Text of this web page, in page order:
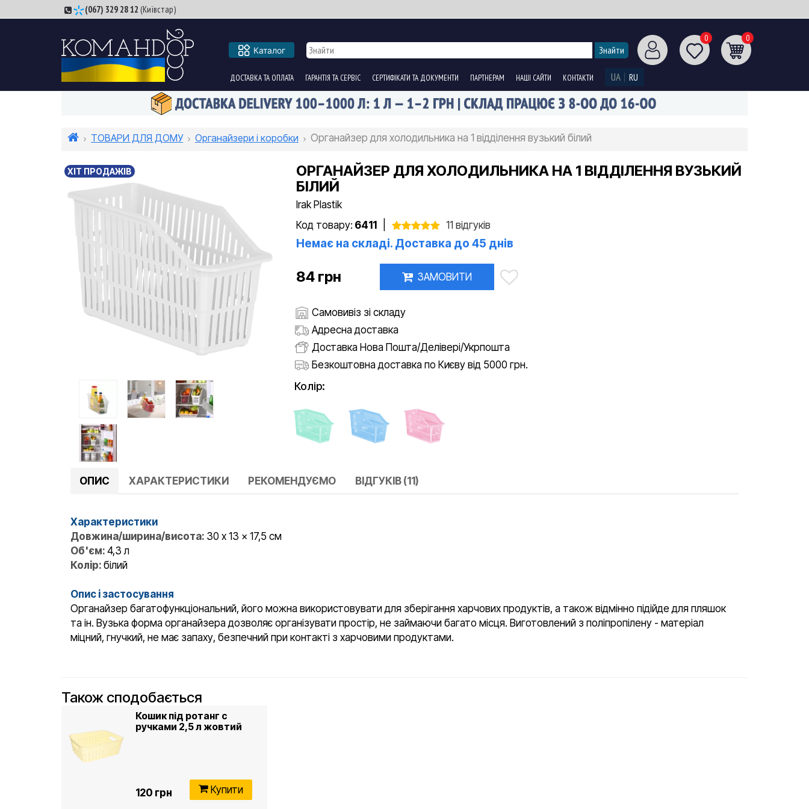
(067) 329 28 12 (Київстар)
Каталог
0 0
ДОСТАВКА ТА ОПЛАТА ГАРАНТІЯ ТА СЕРВІС СЕРТИФІКАТИ ТА ДОКУМЕНТИ ПАРТНЕРАМ НАШІ САЙТИ КОНТАКТИ UA RU
ТОВАРИ ДЛЯ ДОМУ Органайзери і коробки Органайзер для холодильника на 1 відділення вузький білий
ХІТ ПРОДАЖІВ
ОРГАНАЙЗЕР ДЛЯ ХОЛОДИЛЬНИКА НА 1 ВІДДІЛЕННЯ ВУЗЬКИЙ
БІЛИЙ
Irak Plastik
Код товару: 6411 11 відгуків
Немає на складі. Доставка до 45 днів
84 грн ЗАМОВИТИ
Самовивіз зі складу
Адресна доставка
Доставка Нова Пошта/Делівері/Укрпошта
Безкоштовна доставка по Києву від 5000 грн.
Колір:
ОПИС ХАРАКТЕРИСТИКИ РЕКОМЕНДУЄМО ВІДГУКІВ (11)
Характеристики
Довжина/ширина/висота: 30 x 13 x 17,5 см
Об'єм: 4,3 л
Колір: білий
Опис і застосування
Органайзер багатофункціональний, його можна використовувати для зберігання харчових продуктів, а також відмінно підійде для пляшок
та ін. Вузька форма органайзера дозволяє організувати простір, не займаючи багато місця. Виготовлений з поліпропілену - матеріал
міцний, гнучкий, не має запаху, безпечний при контакті з харчовими продуктами.
Також сподобається
Кошик під ротанг c
ручками 2,5 л жовтий
120 грн Купити